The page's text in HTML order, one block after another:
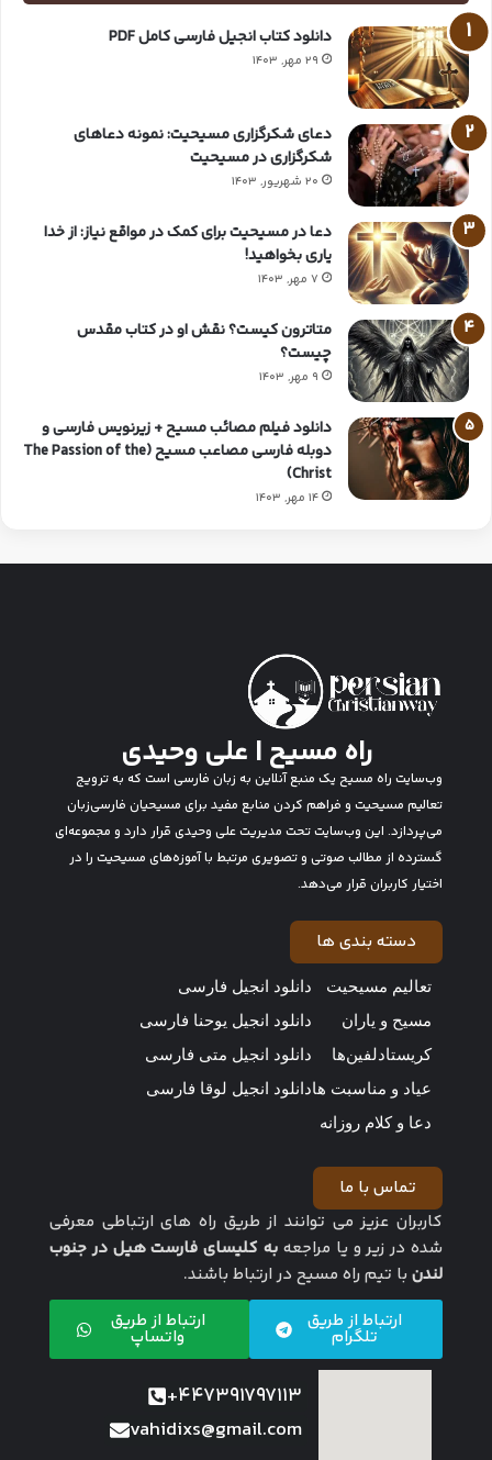
دانلود کتاب انجیل فارسی کامل PDF
29 مهر, 1403
دعای شکرگزاری مسیحیت: نمونه دعاهای
شکرگزاری در مسیحیت
20 شهریور, 1403
دعا در مسیحیت برای کمک در مواقع نیاز: از خدا
یاری بخواهید!
7 مهر, 1403
متاترون کیست؟ نقش او در کتاب مقدس
چیست؟
9 مهر, 1403
دانلود فیلم مصائب مسیح + زیرنویس فارسی و
دوبله فارسی مصاعب مسیح (The Passion of the
Christ)
14 مهر, 1403
راه مسیح | علی وحیدی
وب‌سایت راه مسیح یک منبع آنلاین به زبان فارسی است که به ترویج
تعالیم مسیحیت و فراهم کردن منابع مفید برای مسیحیان فارسی‌زبان
می‌پردازد. این وب‌سایت تحت مدیریت علی وحیدی قرار دارد و مجموعه‌ای
گسترده از مطالب صوتی و تصویری مرتبط با آموزه‌های مسیحیت را در
اختیار کاربران قرار می‌دهد.
دسته بندی ها
تعالیم مسیحیت
مسیح و یاران
کریستادلفین‌ها
عیاد و مناسبت ها
دعا و کلام روزانه
دانلود انجیل فارسی
دانلود انجیل یوحنا فارسی
دانلود انجیل متی فارسی
دانلود انجیل لوقا فارسی
تماس با ما
کاربران عزیز می توانند از طریق راه های ارتباطی معرفی
شده در زیر و یا مراجعه به کلیسای فارست هیل در جنوب
لندن با تیم راه مسیح در ارتباط باشند.
ارتباط از طریق
تلگرام
ارتباط از طریق
واتساپ
447391797113+
vahidixs@gmail.com